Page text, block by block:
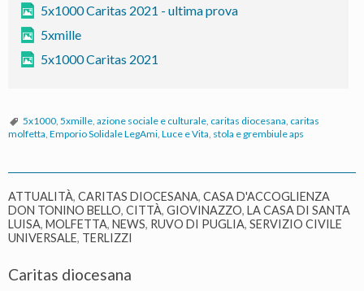
“Stola
aps
5x1000 Caritas 2021 - ultima prova
5xmille
5x1000 Caritas 2021
5x1000, 5xmille, azione sociale e culturale, caritas diocesana, caritas
molfetta, Emporio Solidale LegAmi, Luce e Vita, stola e grembiule aps
ATTUALITÀ, CARITAS DIOCESANA, CASA D'ACCOGLIENZA
DON TONINO BELLO, CITTÀ, GIOVINAZZO, LA CASA DI SANTA
LUISA, MOLFETTA, NEWS, RUVO DI PUGLIA, SERVIZIO CIVILE
UNIVERSALE, TERLIZZI
Caritas diocesana